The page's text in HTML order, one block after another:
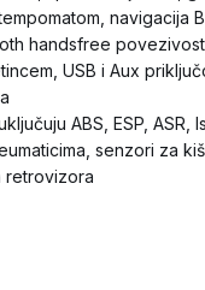
navigacija
handsfree
USB i Aux
ABS, ESP,
senzori za
retrovizora